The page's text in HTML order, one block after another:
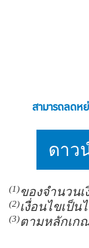
สามารถลดห
ดาว
(1)ของจำนวน
(2)เงื่อนไขเป็
(3)ตามหลักเก